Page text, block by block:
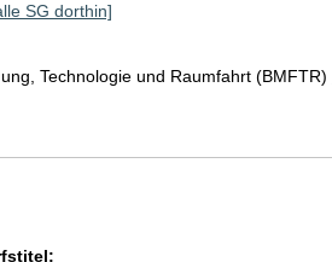
SG dorthin]
Technologie und Raumfahrt (BMFTR)